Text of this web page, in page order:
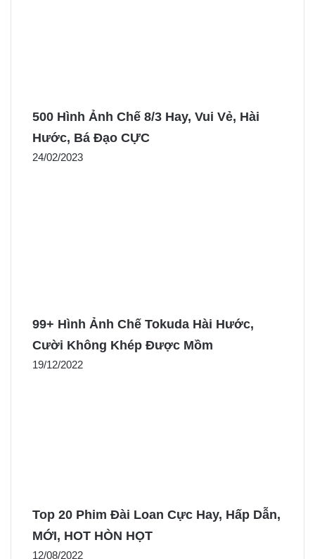
500 Hình Ảnh Chế 8/3 Hay, Vui Vẻ, Hài
Hước, Bá Đạo CỰC
24/02/2023
99+ Hình Ảnh Chế Tokuda Hài Hước,
Cười Không Khép Được Mồm
19/12/2022
Top 20 Phim Đài Loan Cực Hay, Hấp Dẫn,
MỚI, HOT HÒN HỌT
12/08/2022